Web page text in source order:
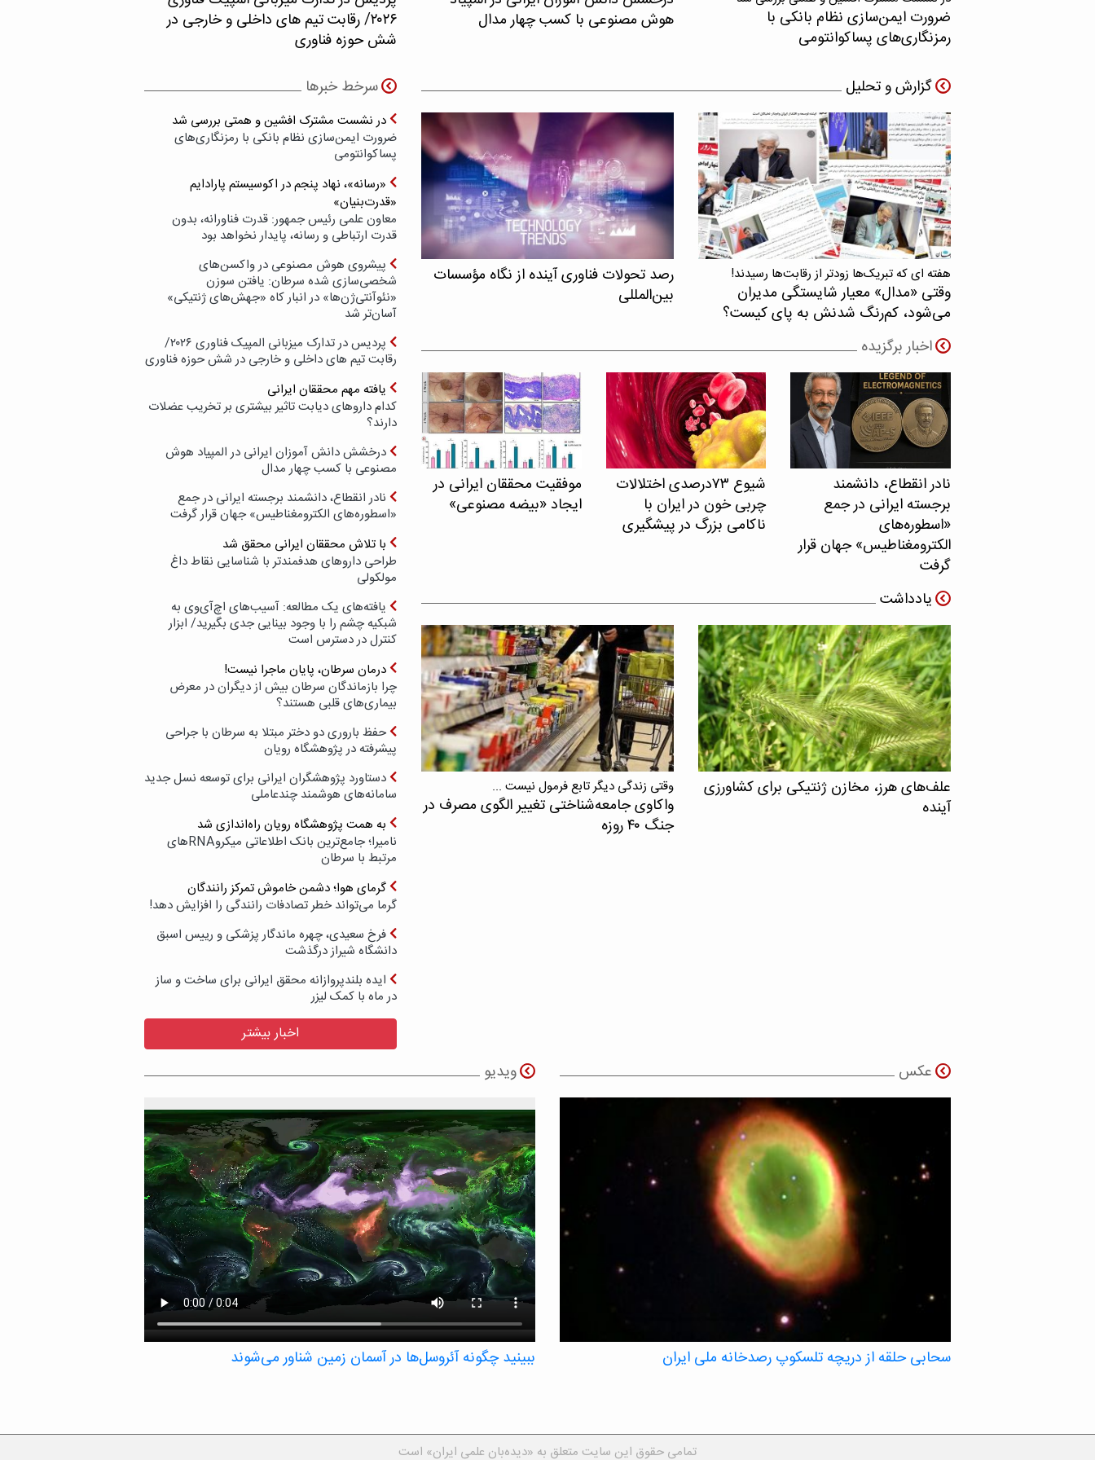
ضرورت ایمن‌سازی نظام بانکی با
رمزنگاری‌های پسا‌کوانتومی
هوش مصنوعی با کسب چهار مدال
۲۰۲۶/ رقابت تیم های داخلی و خارجی در
شش حوزه فناوری
گزارش و تحلیل
هفته ای که تبریک‌ها زودتر از رقابت‌ها رسیدند!
وقتی «مدال‌» معیار شایستگی مدیران
می‌شود، کم‌رنگ شدنش به پای کیست؟
رصد تحولات فناوری آینده از نگاه مؤسسات
بین‌المللی
اخبار برگزیده
نادر انقطاع، دانشمند
برجسته ایرانی در جمع
«اسطوره‌های
الکترومغناطیس» جهان قرار
گرفت
شیوع ۷۳درصدی اختلالات
چربی خون در ایران با
ناکامی بزرگ در پیشگیری
موفقیت محققان ایرانی در
ایجاد «بیضه مصنوعی»
یادداشت
علف‌های هرز، مخازن ژنتیکی برای کشاورزی
آینده
وقتی زندگی دیگر تابع فرمول نیست ...
واکاوی جامعه‌شناختی تغییر الگوی مصرف در
جنگ ۴۰ روزه
سرخط خبرها
در نشست مشترک افشین و همتی بررسی شد
ضرورت ایمن‌سازی نظام بانکی با رمزنگاری‌های
پسا‌کوانتومی
«رسانه»، نهاد پنجم در اکوسیستم پارادایم
«قدرت‌بنیان»
معاون علمی رئیس جمهور: قدرت فناورانه، بدون
قدرت ارتباطی و رسانه، پایدار نخواهد بود
پیشروی هوش مصنوعی در واکسن‌های
شخصی‌سازی شده سرطان: یافتن سوزن
«نئوآنتی‌ژن‌ها» در انبار کاه «جهش‌های ژنتیکی»
آسان‌تر شد
پردیس در تدارک میزبانی المپیک فناوری ۲۰۲۶/
رقابت تیم های داخلی و خارجی در شش حوزه فناوری
یافته مهم محققان ایرانی
کدام داروهای دیابت تاثیر بیشتری بر تخریب عضلات
دارند؟
درخشش دانش آموزان ایرانی در المپیاد هوش
مصنوعی با کسب چهار مدال
نادر انقطاع، دانشمند برجسته ایرانی در جمع
«اسطوره‌های الکترومغناطیس» جهان قرار گرفت
با تلاش محققان ایرانی محقق شد
طراحی داروهای هدفمندتر با شناسایی نقاط داغ
مولکولی
یافته‌های یک مطالعه: آسیب‌های اچ‌آی‌وی به
شبکیه چشم را با وجود بینایی جدی بگیرید/ ابزار
کنترل در دسترس است
درمان سرطان، پایان ماجرا نیست!
چرا بازماندگان سرطان بیش از دیگران در معرض
بیماری‌های قلبی هستند؟
حفظ باروری دو دختر مبتلا به سرطان با جراحی
پیشرفته در پژوهشگاه رویان
دستاورد پژوهشگران ایرانی برای توسعه نسل جدید
سامانه‌های هوشمند چندعاملی
به همت پژوهشگاه رویان راه‌اندازی شد
نامیرا؛ جامع‌ترین بانک اطلاعاتی میکروRNAهای
مرتبط با سرطان
گرمای هوا؛ دشمن خاموش تمرکز رانندگان
گرما می‌تواند خطر تصادفات رانندگی را افزایش دهد!
فرخ سعیدی، چهره ماندگار پزشکی و رییس اسبق
دانشگاه شیراز درگذشت
ایده بلندپروازانه محقق ایرانی برای ساخت و ساز
در ماه با کمک لیزر
اخبار بیشتر
عکس
سحابی حلقه از دریچه تلسکوپ رصدخانه ملی ایران
ویدیو
یک تصویرسازی ناسا، آئروسل‌ها، ذرات معلق مانند نمک و گرد و غبار را در یک بازه
و غبار و آئروسل‌های نمک دریا – همانطور که در این تجسم ناسا نشان داده شده
ببینید چگونه آئروسل‌ها در آسمان زمین شناور می‌شوند
تمامی حقوق این سایت متعلق به «دیده‌بان علمی ایران» است